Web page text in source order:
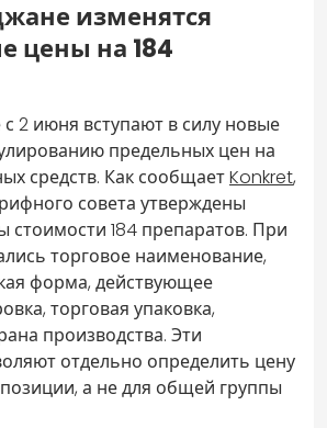
изменятся
цены на 184
2 июня вступают в силу новые
предельных цен на
средств. Как сообщаетKonkret,
совета утверждены
стоимости 184 препаратов. При
торговое наименование,
форма, действующее
торговая упаковка,
производства. Эти
отдельно определить цену
а не для общей группы